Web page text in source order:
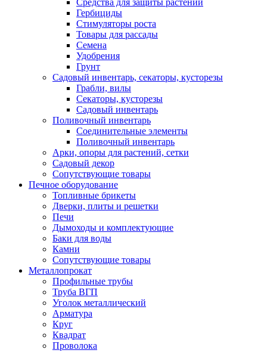
Гербициды
Стимуляторы роста
Товары для рассады
Семена
Удобрения
Грунт
Садовый инвентарь, секаторы, кусторезы
Грабли, вилы
Секаторы, кусторезы
Садовый инвентарь
Поливочный инвентарь
Соединительные элементы
Поливочный инвентарь
Арки, опоры для растений, сетки
Садовый декор
Сопутствующие товары
Печное оборудование
Топливные брикеты
Дверки, плиты и решетки
Печи
Дымоходы и комплектующие
Баки для воды
Камни
Сопутствующие товары
Металлопрокат
Профильные трубы
Труба ВГП
Уголок металлический
Арматура
Круг
Квадрат
Проволока